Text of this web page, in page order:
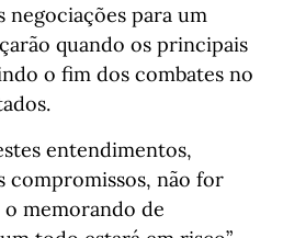
negociações para um
quando os principais
o fim dos combates no
entendimentos,
compromissos, não for
memorando de